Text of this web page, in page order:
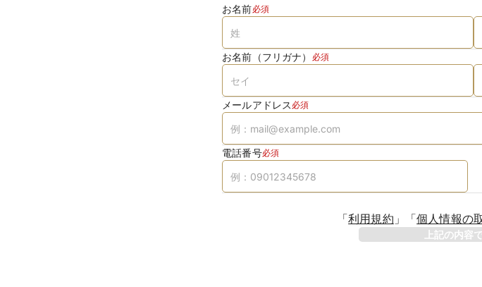
お名前必須
お名前（フリガナ） 必須
メールアドレス 必須
電話番号必須
「利用規約 」 「個人情報の
上記の内容